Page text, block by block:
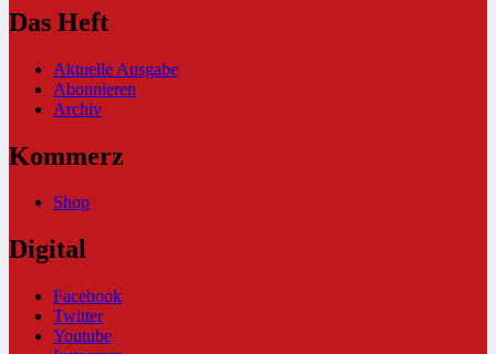
Das Heft
Aktuelle Ausgabe
Abonnieren
Archiv
Kommerz
Shop
Digital
Facebook
Twitter
Youtube